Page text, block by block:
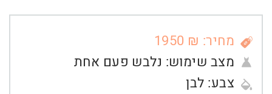
מחיר: ₪ 1950
מצב שימוש: נלבש פעם אחת
צבע: לבן